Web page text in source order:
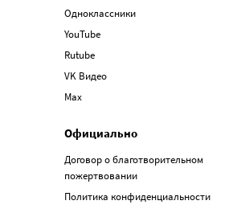
Одноклассники
YouTube
Rutube
VK Видео
Max
Официально
Договор о благотворительном
пожертвовании
Политика конфиденциальности